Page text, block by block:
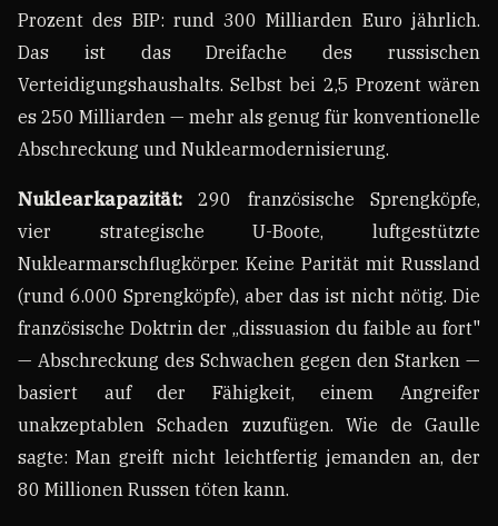
Prozent des BIP: rund 300 Milliarden Euro jährlich.
Das ist das Dreifache des russischen
Verteidigungshaushalts. Selbst bei 2,5 Prozent wären
es 250 Milliarden — mehr als genug für konventionelle
Abschreckung und Nuklearmodernisierung.
Nuklearkapazität: 290 französische Sprengköpfe,
vier strategische U-Boote, luftgestützte
Nuklearmarschflugkörper. Keine Parität mit Russland
(rund 6.000 Sprengköpfe), aber das ist nicht nötig. Die
französische Doktrin der „dissuasion du faible au fort"
— Abschreckung des Schwachen gegen den Starken —
basiert auf der Fähigkeit, einem Angreifer
unakzeptablen Schaden zuzufügen. Wie de Gaulle
sagte: Man greift nicht leichtfertig jemanden an, der
80 Millionen Russen töten kann.